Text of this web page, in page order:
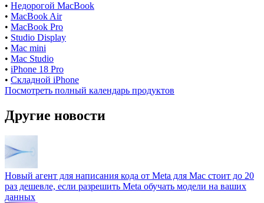
• Недорогой MacBook
• MacBook Air
• MacBook Pro
• Studio Display
• Mac mini
• Mac Studio
• iPhone 18 Pro
• Складной iPhone
Посмотреть полный календарь продуктов
Другие новости
Новый агент для написания кода от Meta для Mac стоит до 20
раз дешевле, если разрешить Meta обучать модели на ваших
данных